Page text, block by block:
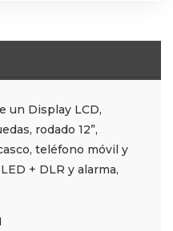
un Display LCD,
rodado 12”,
teléfono móvil y
+ DLR y alarma,